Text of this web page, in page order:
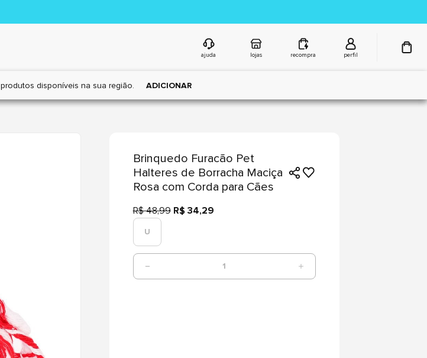
ajuda lojas recompra perfil
produtos disponíveis na sua região. ADICIONAR
Brinquedo Furacão Pet
Halteres de Borracha Maciça
Rosa com Corda para Cães
R$ 48,99 R$ 34,29
U
1